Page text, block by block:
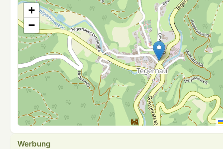
+
−
Werbung